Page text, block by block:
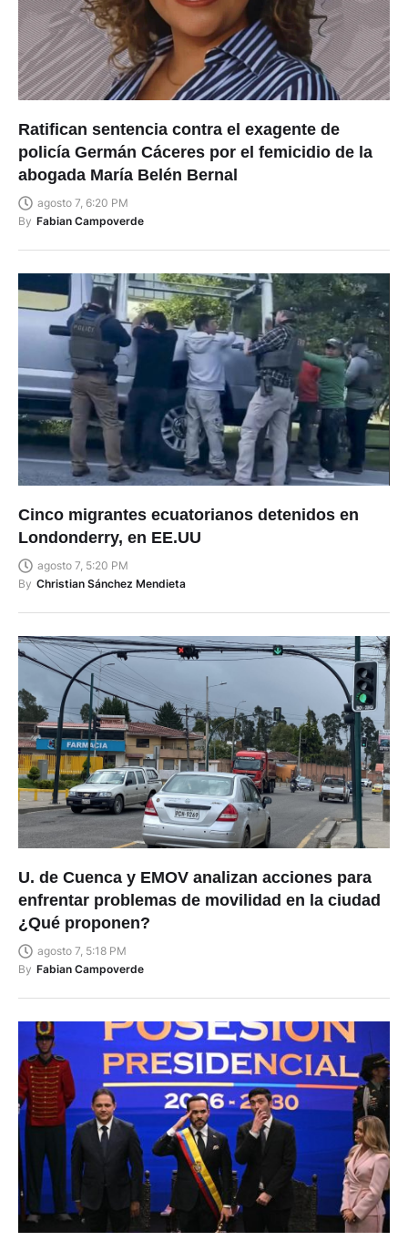
Ratifican sentencia contra el exagente de
policía Germán Cáceres por el femicidio de la
abogada María Belén Bernal
agosto 7, 6:20 PM
By Fabian Campoverde
Cinco migrantes ecuatorianos detenidos en
Londonderry, en EE.UU
agosto 7, 5:20 PM
By Christian Sánchez Mendieta
U. de Cuenca y EMOV analizan acciones para
enfrentar problemas de movilidad en la ciudad
¿Qué proponen?
agosto 7, 5:18 PM
By Fabian Campoverde